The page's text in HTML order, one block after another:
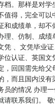
档。那样是对
值得，完全可
和成绩单，却
理、仿制、成
凭 、文凭毕业
位认证、英国
，回国需先给
，而且国内没
员的情况 办理
请联系我们。